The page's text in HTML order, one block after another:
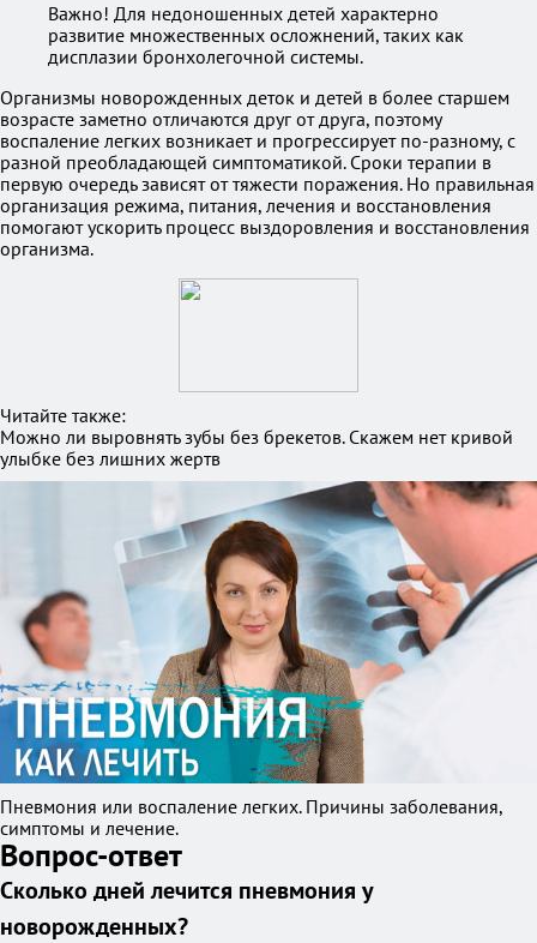
Важно! Для недоношенных детей характерно
развитие множественных осложнений, таких как
дисплазии бронхолегочной системы.
Организмы новорожденных деток и детей в более старшем
возрасте заметно отличаются друг от друга, поэтому
воспаление легких возникает и прогрессирует по-разному, с
разной преобладающей симптоматикой. Сроки терапии в
первую очередь зависят от тяжести поражения. Но правильная
организация режима, питания, лечения и восстановления
помогают ускорить процесс выздоровления и восстановления
организма.
Читайте также:
Можно ли выровнять зубы без брекетов. Скажем нет кривой
улыбке без лишних жертв
Пневмония или воспаление легких. Причины заболевания,
симптомы и лечение.
Вопрос-ответ
Сколько дней лечится пневмония у
новорожденных?